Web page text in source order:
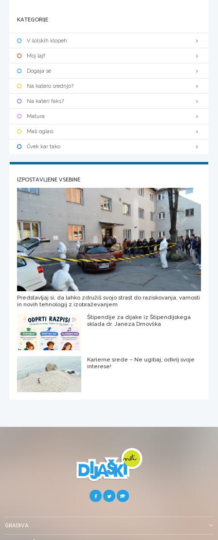
KATEGORIJE
V šolskih klopeh
Moj lajf
Dogaja se
Na katero srednjo?
Na kateri faks?
Matura
Mali oglasi
Čvek kar tako
IZPOSTAVLJENE VSEBINE
Predstavljaj si, da lahko združiš svojo strast do raziskovanja, varnosti
in novih tehnologij z izobraževanjem
Štipendije za dijake iz Štipendijskega
sklada dr. Janeza Drnovška
Karierne srede – Ne ugibaj, odkrij svoje
interese!
GRADIVA